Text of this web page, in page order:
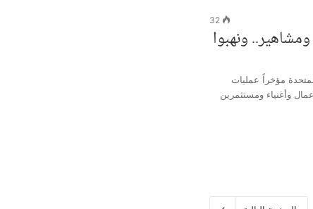
32
ونهبوا
مؤخراً عمليات
وأغنياء ومستثمرين